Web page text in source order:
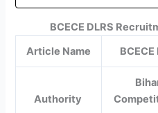
BCECE DLRS
Article Name
Authority